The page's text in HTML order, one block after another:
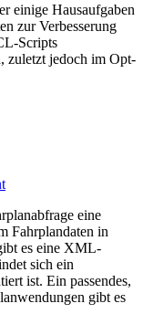
einige Hausaufgaben
zur Verbesserung
Scripts
zuletzt jedoch im Opt-
eine
Fahrplandaten in
es eine XML-
sich ein
ist. Ein passendes,
gibt es